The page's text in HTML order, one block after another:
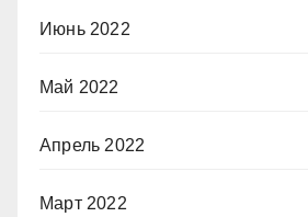
Июнь 2022
Май 2022
Апрель 2022
Март 2022